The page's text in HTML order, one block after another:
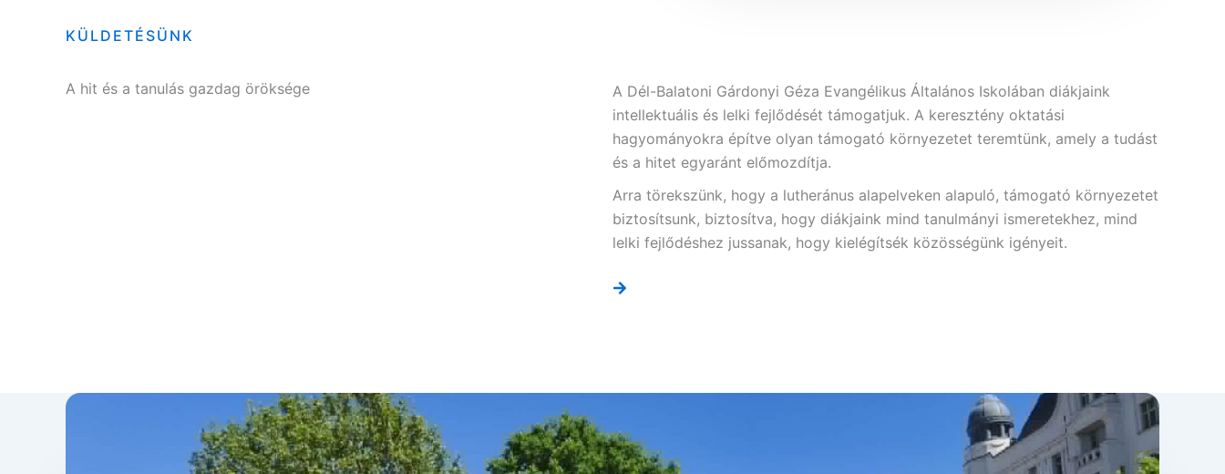
KÜLDETÉSÜNK
A hit és a tanulás gazdag öröksége
A Dél-Balatoni Gárdonyi Géza Evangélikus Általános Iskolában diákjaink
intellektuális és lelki fejlődését támogatjuk. A keresztény oktatási
hagyományokra építve olyan támogató környezetet teremtünk, amely a tudást
és a hitet egyaránt előmozdítja.
Arra törekszünk, hogy a lutheránus alapelveken alapuló, támogató környezetet
biztosítsunk, biztosítva, hogy diákjaink mind tanulmányi ismeretekhez, mind
lelki fejlődéshez jussanak, hogy kielégítsék közösségünk igényeit.